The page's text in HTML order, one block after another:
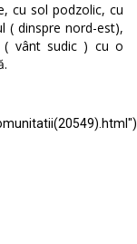
cu sol podzolic, cu
( dinspre nord-est),
( vânt sudic ) cu o